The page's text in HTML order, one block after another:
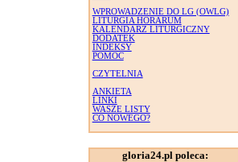
WPROWADZENIE DO LG (OWLG)
LITURGIA HORARUM
KALENDARZ LITURGICZNY
DODATEK
INDEKSY
POMOC
CZYTELNIA
ANKIETA
LINKI
WASZE LISTY
CO NOWEGO?
gloria24.pl poleca: